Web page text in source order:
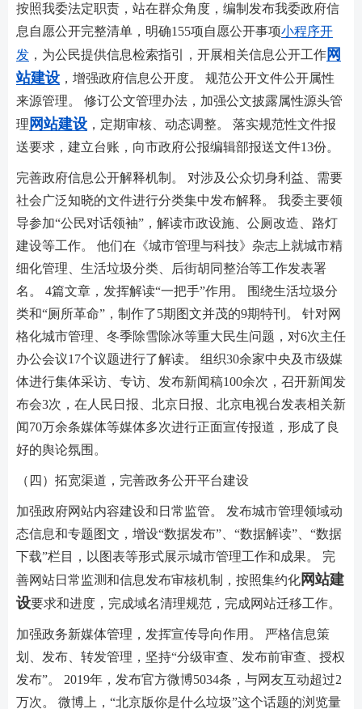
按照我委法定职责，站在群众角度，编制发布我委政府信
息自愿公开完整清单，明确155项自愿公开事项小程序开
发 ，为公民提供信息检索指引，开展相关信息公开工作网
站建设 ，增强政府信息公开度。 规范公开文件公开属性
来源管理。 修订公文管理办法，加强公文披露属性源头管
理 网站建设 ，定期审核、动态调整。 落实规范性文件报
送要求，建立台账，向市政府公报编辑部报送文件13份。
完善政府信息公开解释机制。 对涉及公众切身利益、需要
社会广泛知晓的文件进行分类集中发布解释。 我委主要领
导参加“公民对话领袖”，解读市政设施、公厕改造、路灯
建设等工作。 他们在《城市管理与科技》杂志上就城市精
细化管理、生活垃圾分类、后街胡同整治等工作发表署
名。 4篇文章，发挥解读“一把手”作用。 围绕生活垃圾分
类和“厕所革命”，制作了5期图文并茂的9期特刊。 针对网
格化城市管理、冬季除雪除冰等重大民生问题，对6次主任
办公会议17个议题进行了解读。 组织30余家中央及市级媒
体进行集体采访、专访、发布新闻稿100余次，召开新闻发
布会3次，在人民日报、北京日报、北京电视台发表相关新
闻70万余条媒体等媒体多次进行正面宣传报道，形成了良
好的舆论氛围。
（四）拓宽渠道，完善政务公开平台建设
加强政府网站内容建设和日常监管。 发布城市管理领域动
态信息和专题图文，增设“数据发布”、“数据解读”、“数据
下载”栏目，以图表等形式展示城市管理工作和成果。 完
善网站日常监测和信息发布审核机制，按照集约化网站建
设要求和进度，完成域名清理规范，完成网站迁移工作。
加强政务新媒体管理，发挥宣传导向作用。 严格信息策
划、发布、转发管理，坚持“分级审查、发布前审查、授权
发布”。 2019年，发布官方微博5034条，与网友互动超过2
万次。 微博上，“北京版你是什么垃圾”这个话题的浏览量